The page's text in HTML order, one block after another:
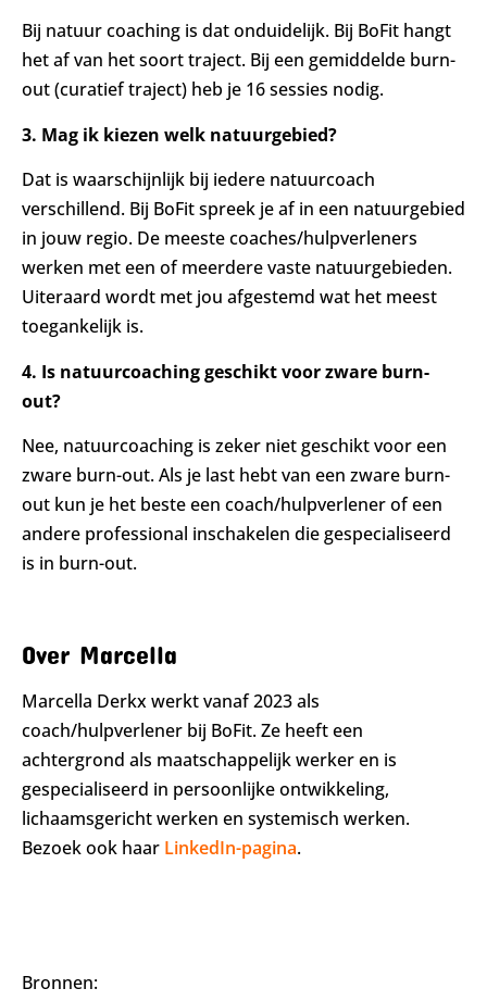
Bij natuur coaching is dat onduidelijk. Bij BoFit hangt
het af van het soort traject. Bij een gemiddelde burn-
out (curatief traject) heb je 16 sessies nodig.
3. Mag ik kiezen welk natuurgebied?
Dat is waarschijnlijk bij iedere natuurcoach
verschillend. Bij BoFit spreek je af in een natuurgebied
in jouw regio. De meeste coaches/hulpverleners
werken met een of meerdere vaste natuurgebieden.
Uiteraard wordt met jou afgestemd wat het meest
toegankelijk is.
4. Is natuurcoaching geschikt voor zware burn-
out?
Nee, natuurcoaching is zeker niet geschikt voor een
zware burn-out. Als je last hebt van een zware burn-
out kun je het beste een coach/hulpverlener of een
andere professional inschakelen die gespecialiseerd
is in burn-out.
Over Marcella
Marcella Derkx werkt vanaf 2023 als
coach/hulpverlener bij BoFit. Ze heeft een
achtergrond als maatschappelijk werker en is
gespecialiseerd in persoonlijke ontwikkeling,
lichaamsgericht werken en systemisch werken.
Bezoek ook haar LinkedIn-pagina.
Bronnen: